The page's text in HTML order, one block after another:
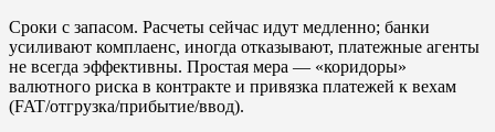
Сроки с запасом. Расчеты сейчас идут медленно; банки
усиливают комплаенс, иногда отказывают, платежные агенты
не всегда эффективны. Простая мера — «коридоры»
валютного риска в контракте и привязка платежей к вехам
(FAT/отгрузка/прибытие/ввод).